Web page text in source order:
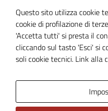
Note legali
Dichiarazione di accessibilità
Piano di miglioramento del sito
Statistiche sito web
Questo sito utilizza cookie
cookie di profilazione di
'Accetta tutti' si presta il
cliccando sul tasto 'Esci' si
soli cookie tecnici. Link alla